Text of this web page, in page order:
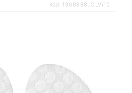
Kód: 1900888_OLV/10